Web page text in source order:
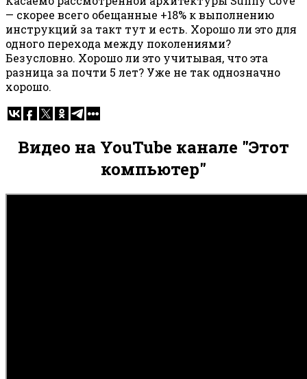
— скорее всего обещанные +18% к выполнению
инструкций за такт тут и есть. Хорошо ли это для
одного перехода между поколениями?
Безусловно. Хорошо ли это учитывая, что эта
разница за почти 5 лет? Уже не так однозначно
хорошо.
Видео на YouTube канале "Этот
компьютер"